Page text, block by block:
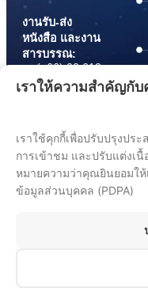
งานรับ-ส่ง
หนังสือ และงาน
สารบรรณ:
(+66) 02 612
6000
saraban@dga.or.th
Center:
(+66) 02 612
All rights reserved 2025.
เราให้ความสำคัญกั
เราใช้คุกกี้เพื่อปรับปรุงปร
การเข้าชม และปรับแต่งเ
หมายความว่าคุณยินยอมใ
ข้อมูลส่วนบุคคล (PDPA)